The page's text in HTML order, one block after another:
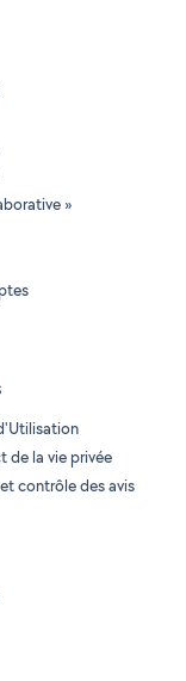
»
de la vie privée
contrôle des avis